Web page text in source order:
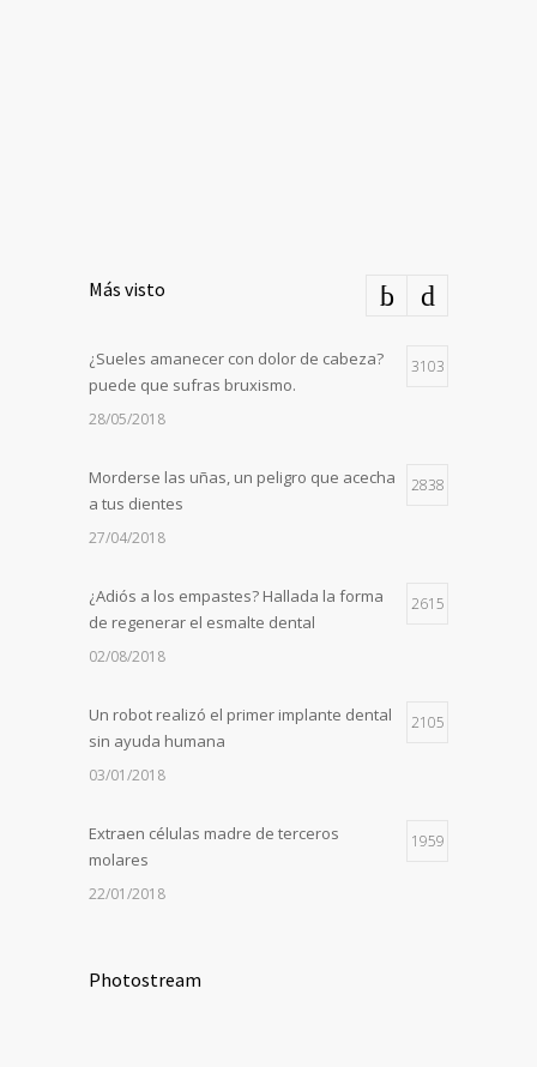
Más visto
¿Sueles amanecer con dolor de cabeza?
puede que sufras bruxismo.
3103
28/05/2018
Morderse las uñas, un peligro que acecha
a tus dientes
2838
27/04/2018
¿Adiós a los empastes? Hallada la forma
de regenerar el esmalte dental
2615
02/08/2018
Un robot realizó el primer implante dental
sin ayuda humana
2105
03/01/2018
Extraen células madre de terceros
molares
1959
22/01/2018
Photostream